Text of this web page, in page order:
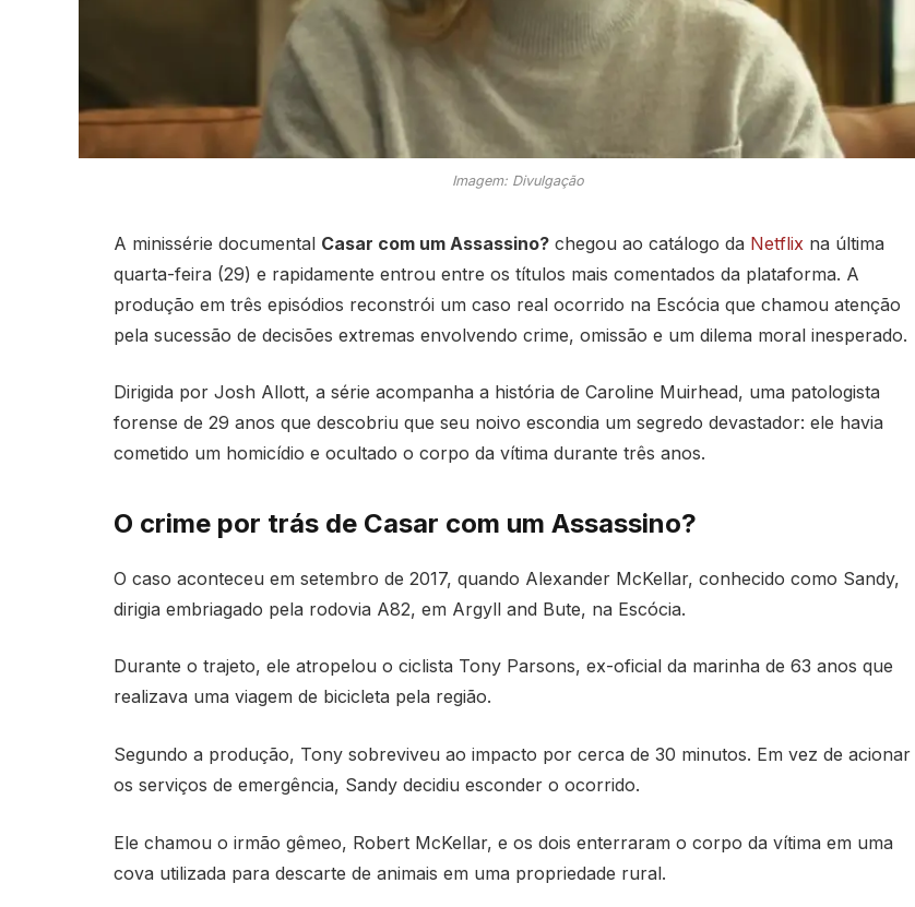
Imagem: Divulgação
A minissérie documental Casar com um Assassino?chegou ao catálogo da Netflix na última
quarta-feira (29) e rapidamente entrou entre os títulos mais comentados da plataforma. A
produção em três episódios reconstrói um caso real ocorrido na Escócia que chamou atenção
pela sucessão de decisões extremas envolvendo crime, omissão e um dilema moral inesperado.
Dirigida por Josh Allott, a série acompanha a história de Caroline Muirhead, uma patologista
forense de 29 anos que descobriu que seu noivo escondia um segredo devastador: ele havia
cometido um homicídio e ocultado o corpo da vítima durante três anos.
O crime por trás de Casar com um Assassino?
O caso aconteceu em setembro de 2017, quando Alexander McKellar, conhecido como Sandy,
dirigia embriagado pela rodovia A82, em Argyll and Bute, na Escócia.
Durante o trajeto, ele atropelou o ciclista Tony Parsons, ex-oficial da marinha de 63 anos que
realizava uma viagem de bicicleta pela região.
Segundo a produção, Tony sobreviveu ao impacto por cerca de 30 minutos. Em vez de acionar
os serviços de emergência, Sandy decidiu esconder o ocorrido.
Ele chamou o irmão gêmeo, Robert McKellar, e os dois enterraram o corpo da vítima em uma
cova utilizada para descarte de animais em uma propriedade rural.